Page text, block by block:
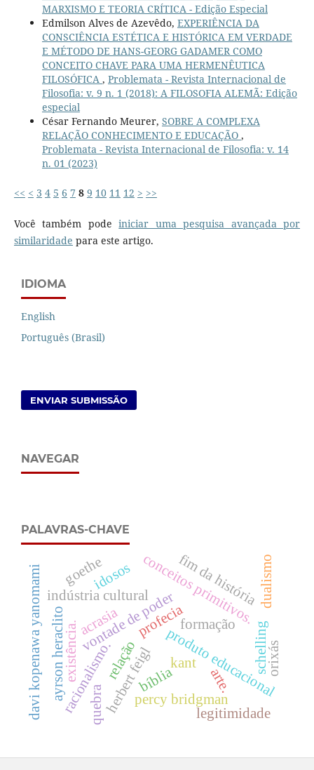
MARXISMO E TEORIA CRÍTICA - Edição Especial
Edmilson Alves de Azevêdo, EXPERIÊNCIA DA
CONSCIÊNCIA ESTÉTICA E HISTÓRICA EM VERDADE
E MÉTODO DE HANS-GEORG GADAMER COMO
CONCEITO CHAVE PARA UMA HERMENÊUTICA
FILOSÓFICA , Problemata - Revista Internacional de
Filosofia: v. 9 n. 1 (2018): A FILOSOFIA ALEMÃ: Edição
especial
César Fernando Meurer, SOBRE A COMPLEXA
RELAÇÃO CONHECIMENTO E EDUCAÇÃO ,
Problemata - Revista Internacional de Filosofia: v. 14
n. 01 (2023)
<< < 3 4 5 6 7 8 9 10 11 12 > >>
Você também podeiniciar uma pesquisa avançada por
similaridade para este artigo.
IDIOMA
English
Português (Brasil)
ENVIAR SUBMISSÃO
NAVEGAR
PALAVRAS-CHAVE
kant
herbert feiglbíblia
profecia
produto educacional
relação
vontade de poder
acrasia formação
indústria culturalconceitos primitivos.
percy bridgman
fim da história
idosos
arte.
schelling
racionalismo.
existência.
legitimidade
ayrson heraclito
davi kopenawa yanomami goethe dualismo
quebra
orixás